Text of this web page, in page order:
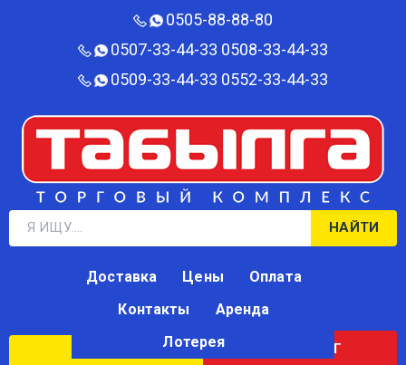
0505-88-88-80‬
0507-33-44-33 0508-33-44-33
0509-33-44-33 0552-33-44-33
НАЙТИ
КАТАЛОГ
Доставка Цены
Оплата
Контакты
Аренда
Лотерея